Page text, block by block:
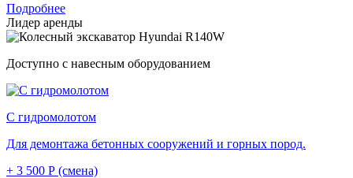
Подробнее
Лидер аренды
Доступно с навесным оборудованием
С гидромолотом
Для демонтажа бетонных сооружений и горных пород.
+ 3 500 Р (смена)